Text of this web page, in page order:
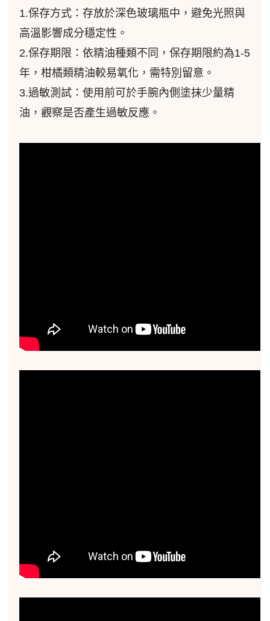
1.保存方式：存放於深色玻璃瓶中，避免光照與
高溫影響成分穩定性。
2.保存期限：依精油種類不同，保存期限約為1-5
年，柑橘類精油較易氧化，需特別留意。
3.過敏測試：使用前可於手腕內側塗抹少量精
油，觀察是否產生過敏反應。